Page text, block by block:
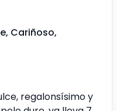
Cariñoso,
regalonsísimo y